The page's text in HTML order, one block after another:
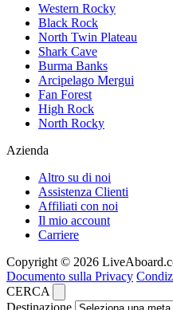
Western Rocky
Black Rock
North Twin Plateau
Shark Cave
Burma Banks
Arcipelago Mergui
Fan Forest
High Rock
North Rocky
Azienda
Altro su di noi
Assistenza Clienti
Affiliati con noi
Il mio account
Carriere
Copyright © 2026
Documento sulla Privacy
CERCA
Destinazione